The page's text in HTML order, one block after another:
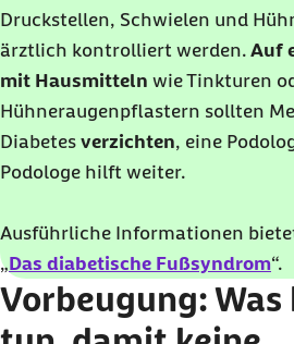
Druckstellen, Schwielen und
ärztlich kontrolliert werden. Auf
mit Hausmitteln wie Tinkturen
Hühneraugenpflastern sollten
Diabetes verzichten, eine
Podologe hilft weiter.
Ausführliche Informationen
„Das diabetische Fußsyndrom“.
Vorbeugung: Was